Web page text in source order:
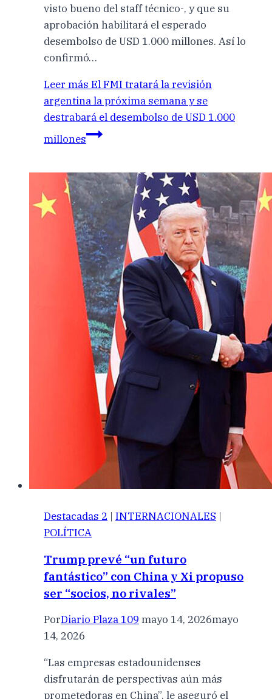
visto bueno del staff técnico-, y que su
aprobación habilitará el esperado
desembolso de USD 1.000 millones. Así lo
confirmó…
Leer más El FMI tratará la revisión
argentina la próxima semana y se
destrabará el desembolso de USD 1.000
millones
Destacadas 2 | INTERNACIONALES |
POLÍTICA
Trump prevé “un futuro
fantástico” con China y Xi propuso
ser “socios, no rivales”
PorDiario Plaza 109 mayo 14, 2026mayo
14, 2026
“Las empresas estadounidenses
disfrutarán de perspectivas aún más
prometedoras en China”, le aseguró el